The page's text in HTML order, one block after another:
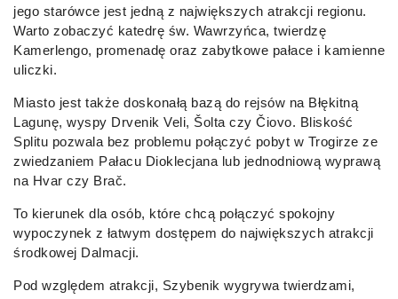
jego starówce jest jedną z największych atrakcji regionu.
Warto zobaczyć katedrę św. Wawrzyńca, twierdzę
Kamerlengo, promenadę oraz zabytkowe pałace i kamienne
uliczki.
Miasto jest także doskonałą bazą do rejsów na Błękitną
Lagunę, wyspy Drvenik Veli, Šolta czy Čiovo. Bliskość
Splitu pozwala bez problemu połączyć pobyt w Trogirze ze
zwiedzaniem Pałacu Dioklecjana lub jednodniową wyprawą
na Hvar czy Brač.
To kierunek dla osób, które chcą połączyć spokojny
wypoczynek z łatwym dostępem do największych atrakcji
środkowej Dalmacji.
Pod względem atrakcji, Szybenik wygrywa twierdzami,